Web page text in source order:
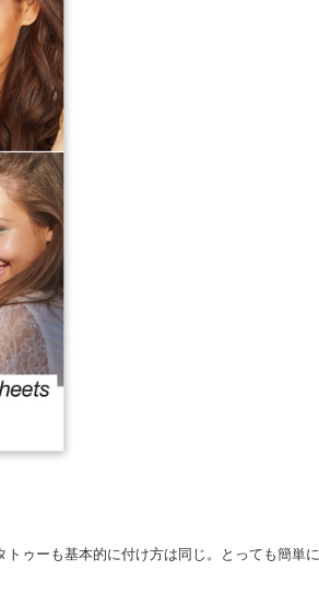
ゥーも基本的に付け方は同じ。とっても簡単に